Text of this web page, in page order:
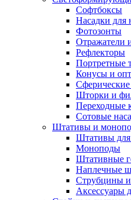
Софтбоксы
Насадки для
Фотозонты
Отражатели
Рефлекторы
Портретные
Конусы и
Сферические
Шторки и
Переходные
Сотовые
Штативы и
Штативы для
Моноподы
Штативные
Наплечные
Струбцины
Аксессуары